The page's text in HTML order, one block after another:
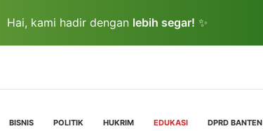
Hai, kami hadir dengan lebih segar! ✨
BISNIS POLITIK HUKRIM EDUKASI DPRD BANTEN